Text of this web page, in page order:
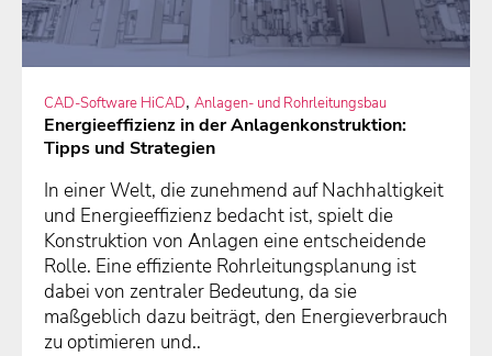
CAD-Software HiCAD, Anlagen- und Rohrleitungsbau
Energieeffizienz in der Anlagenkonstruktion:
Tipps und Strategien
In einer Welt, die zunehmend auf Nachhaltigkeit
und Energieeffizienz bedacht ist, spielt die
Konstruktion von Anlagen eine entscheidende
Rolle. Eine effiziente Rohrleitungsplanung ist
dabei von zentraler Bedeutung, da sie
maßgeblich dazu beiträgt, den Energieverbrauch
zu optimieren und..